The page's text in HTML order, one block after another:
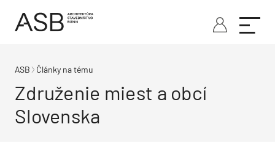
ASB Články na tému
Združenie miest a obcí
Slovenska